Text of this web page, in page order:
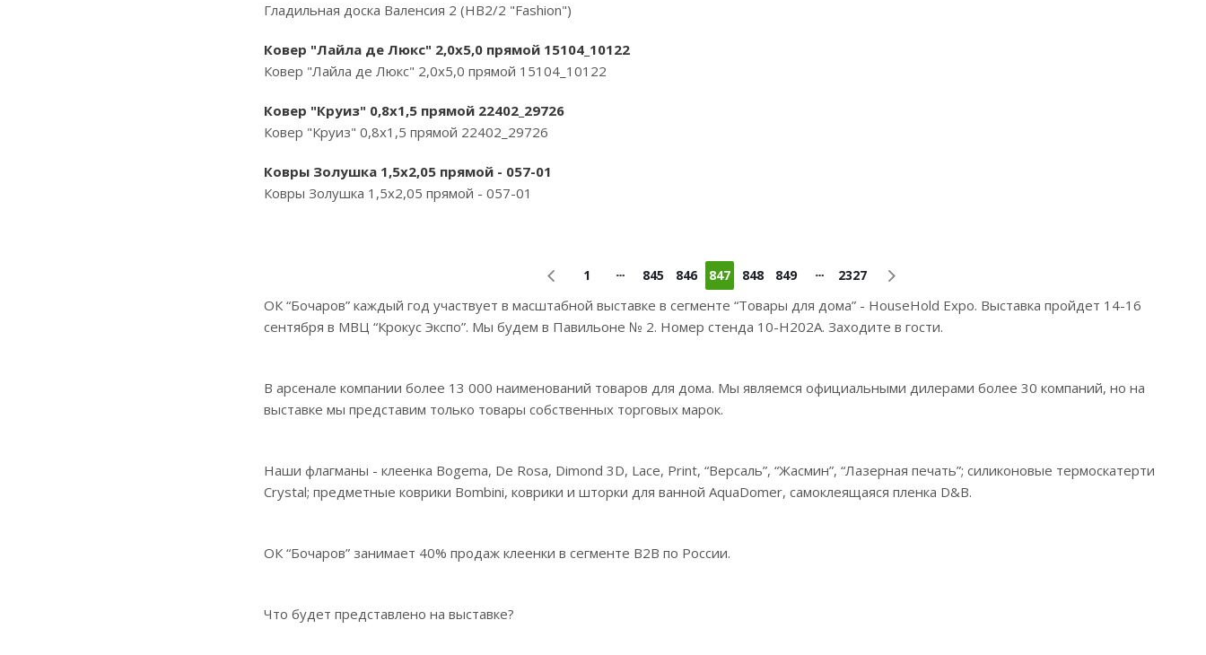
Гладильная доска Валенсия 2 (НВ2/2 "Fashion")
Ковер "Лайла де Люкс" 2,0х5,0 прямой 15104_10122
Ковер "Лайла де Люкс" 2,0х5,0 прямой 15104_10122
Ковер "Круиз" 0,8х1,5 прямой 22402_29726
Ковер "Круиз" 0,8х1,5 прямой 22402_29726
Ковры Золушка 1,5х2,05 прямой - 057-01
Ковры Золушка 1,5х2,05 прямой - 057-01
1 845 846 847 848 849 2327
ОК “Бочаров” каждый год участвует в масштабной выставке в сегменте “Товары для дома” - HouseHold Expo. Выставка пройдет 14-16
сентября в МВЦ “Крокус Экспо”. Мы будем в Павильоне № 2. Номер стенда 10-Н202А. Заходите в гости.
В арсенале компании более 13 000 наименований товаров для дома. Мы являемся официальными дилерами более 30 компаний, но на
выставке мы представим только товары собственных торговых марок.
Наши флагманы - клеенка Bogema, De Rosa, Dimond 3D, Lace, Print, “Версаль”, “Жасмин”, “Лазерная печать”; силиконовые термоскатерти
Crystal; предметные коврики Bombini, коврики и шторки для ванной AquaDomer, самоклеящаяся пленка D&B.
ОК “Бочаров” занимает 40% продаж клеенки в сегменте B2B по России.
Что будет представлено на выставке?